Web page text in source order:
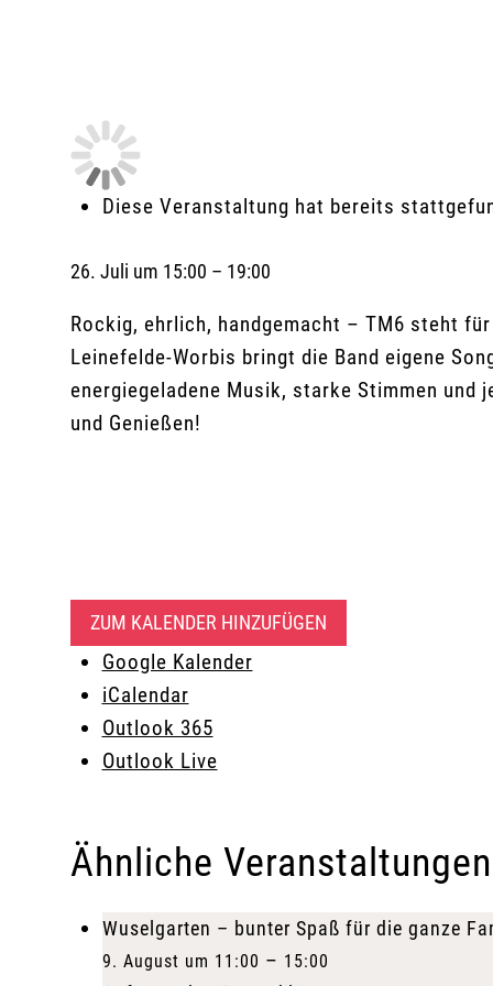
Diese Veranstaltung hat bereits
26. Juli um 15:00 – 19:00
Rockig, ehrlich, handgemacht – TM6 steht
Leinefelde-Worbis bringt die Band eigene
energiegeladene Musik, starke Stimmen und
und Genießen!
ZUM KALENDER HINZUFÜGEN
Google Kalender
iCalendar
Outlook 365
Outlook Live
Ähnliche Veranstaltungen
Wuselgarten – bunter Spaß für die ganze
9. August um 11:00 – 15:00